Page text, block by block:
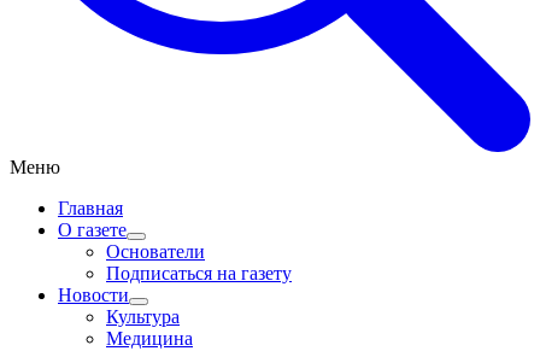
Меню
Главная
О газете
Основатели
Подписаться на газету
Новости
Культура
Медицина